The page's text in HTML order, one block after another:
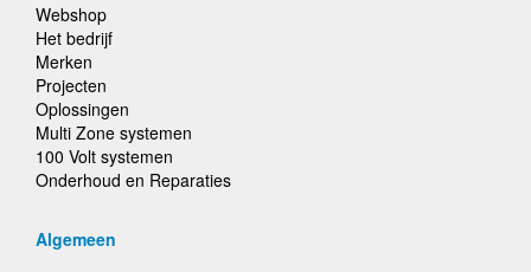
Webshop
Het bedrijf
Merken
Projecten
Oplossingen
Multi Zone systemen
100 Volt systemen
Onderhoud en Reparaties
Algemeen